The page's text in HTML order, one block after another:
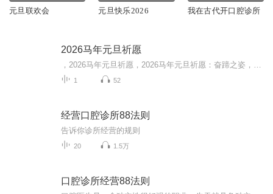
元旦联欢会 元旦快乐2026 我在古代开口腔诊所
2026马年元旦祈愿
1 52
经营口腔诊所88法则
告诉你诊所经营的规则
20 1.5万
口腔诊所经营88法则